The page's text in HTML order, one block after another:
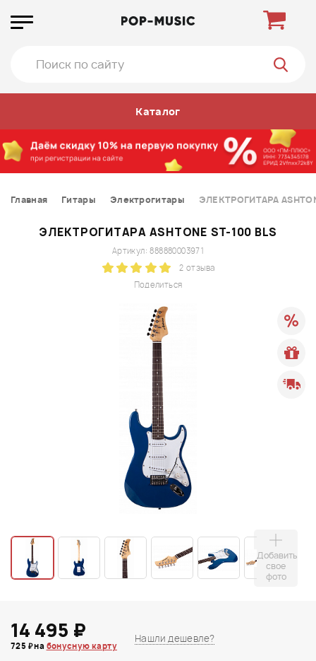
Каталог
Главная Гитары Электрогитары ЭЛЕКТРОГИТАРА
ЭЛЕКТРОГИТАРА ASHTONE ST-100 BLS
Поделиться
Артикул: 888880003971
2 отзыва
Добавить
свое
фото
14 495 ₽
725 ₽ на бонусную карту
Нашли дешевле?